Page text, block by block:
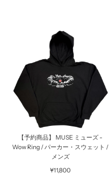
【予約商品】 MUSE ミューズ -
Wow Ring / パーカー・スウェット /
メンズ
¥11,800